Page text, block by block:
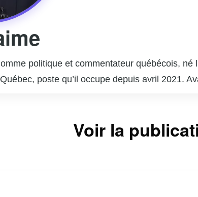
politique et commentateur québécois,
poste qu’il occupe depuis avril 2021.
et a travaillé comme conseiller pour
de détracteurs. En tant que chef du Parti
Voir la